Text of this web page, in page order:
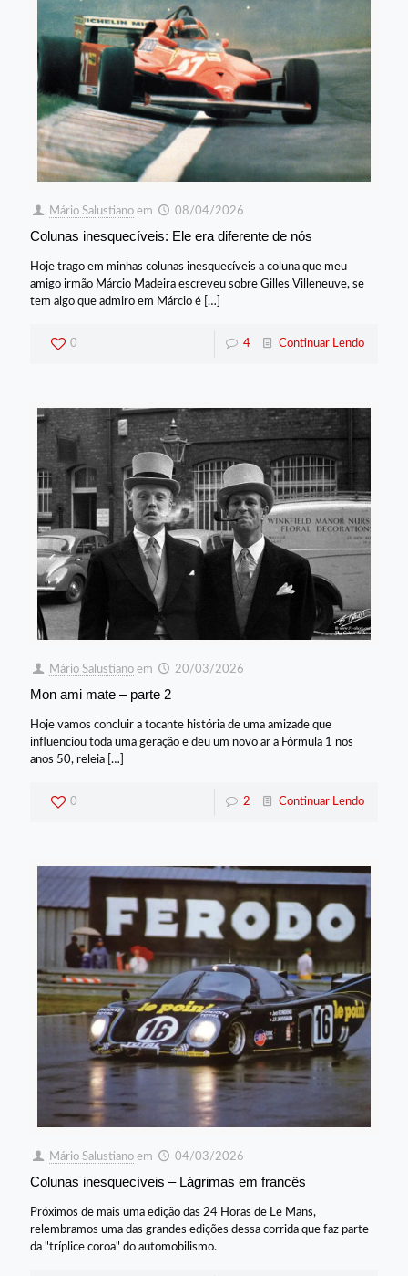
Mário Salustiano em 08/04/2026
Colunas inesquecíveis: Ele era diferente de nós
Hoje trago em minhas colunas inesquecíveis a coluna que meu
amigo irmão Márcio Madeira escreveu sobre Gilles Villeneuve, se
tem algo que admiro em Márcio é […]
0 4 Continuar Lendo
Mário Salustiano em 20/03/2026
Mon ami mate – parte 2
Hoje vamos concluir a tocante história de uma amizade que
influenciou toda uma geração e deu um novo ar a Fórmula 1 nos
anos 50, releia […]
0 2 Continuar Lendo
Mário Salustiano em 04/03/2026
Colunas inesquecíveis – Lágrimas em francês
Próximos de mais uma edição das 24 Horas de Le Mans,
relembramos uma das grandes edições dessa corrida que faz parte
da "tríplice coroa" do automobilismo.